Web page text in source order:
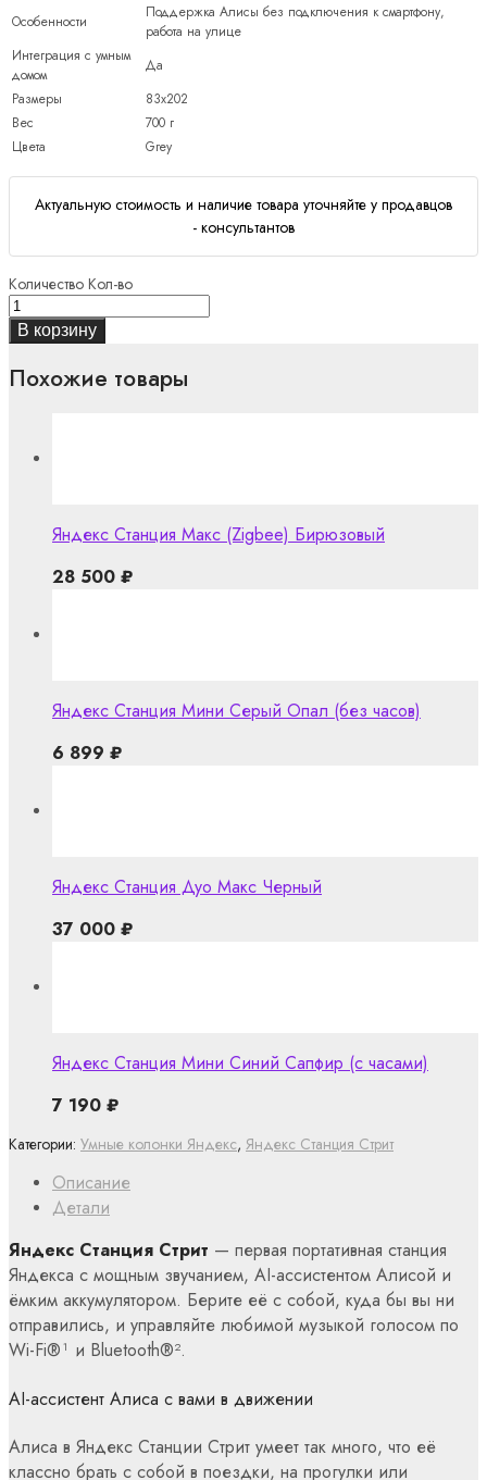
Особенности
Поддержка Алисы без подключения к смартфону,
работа на улице
Интеграция с умным
домом
Да
Размеры
83х202
Вес
700 г
Цвета
Grey
Актуальную стоимость и наличие товара уточняйте у продавцов
- консультантов
Количество Кол-во
В корзину
Описание
Детали
Яндекс Станция Стрит — первая портативная станция
Яндекса с мощным звучанием, AI-ассистентом Алисой и
ёмким аккумулятором. Берите её с собой, куда бы вы ни
отправились, и управляйте любимой музыкой голосом по
Wi-Fi®︎¹ и Bluetooth®︎².
AI-ассистент Алиса с вами в движении
Алиса в Яндекс Станции Стрит умеет так много, что её
классно брать с собой в поездки, на прогулки или
Категории: Умные колонки Яндекс, Яндекс Станция Стрит
Похожие товары
Яндекс Станция Макс (Zigbee) Бирюзовый
28 500 ₽
Яндекс Станция Мини Серый Опал (без часов)
6 899 ₽
Яндекс Станция Дуо Макс Черный
37 000 ₽
Яндекс Станция Мини Синий Сапфир (с часами)
7 190 ₽